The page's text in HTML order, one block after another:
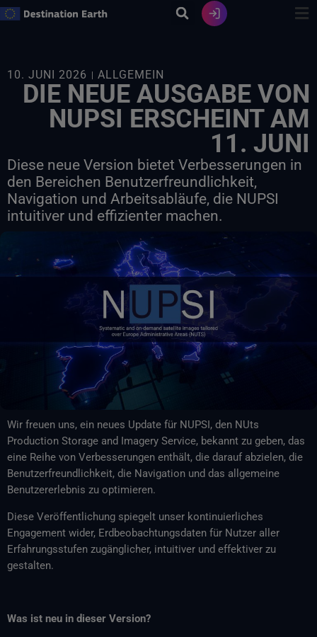
Zum
10. JUNI 2026 ALLGEMEIN
DIE NEUE AUSGABE VON
NUPSI ERSCHEINT AM
11. JUNI
Diese neue Version bietet Verbesserungen in
den Bereichen Benutzerfreundlichkeit,
Navigation und Arbeitsabläufe, die NUPSI
intuitiver und effizienter machen.
Wir freuen uns, ein neues Update für NUPSI, den NUts
Production Storage and Imagery Service, bekannt zu geben, das
eine Reihe von Verbesserungen enthält, die darauf abzielen, die
Benutzerfreundlichkeit, die Navigation und das allgemeine
Benutzererlebnis zu optimieren.
Diese Veröffentlichung spiegelt unser kontinuierliches
Engagement wider, Erdbeobachtungsdaten für Nutzer aller
Erfahrungsstufen zugänglicher, intuitiver und effektiver zu
gestalten.
Was ist neu in dieser Version?